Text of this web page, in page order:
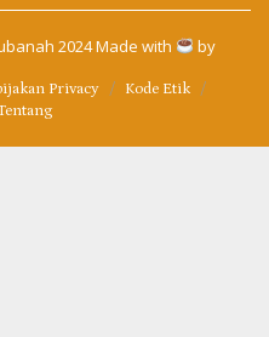
2024 Made with
by
Privacy
Kode Etik